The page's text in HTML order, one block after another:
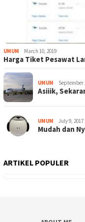
UMUM March 10, 2019
Harga Tiket Pesawat
UMUM September
Asiiik,
UMUM July 9, 2017
Mudah dan
ARTIKEL POPULER